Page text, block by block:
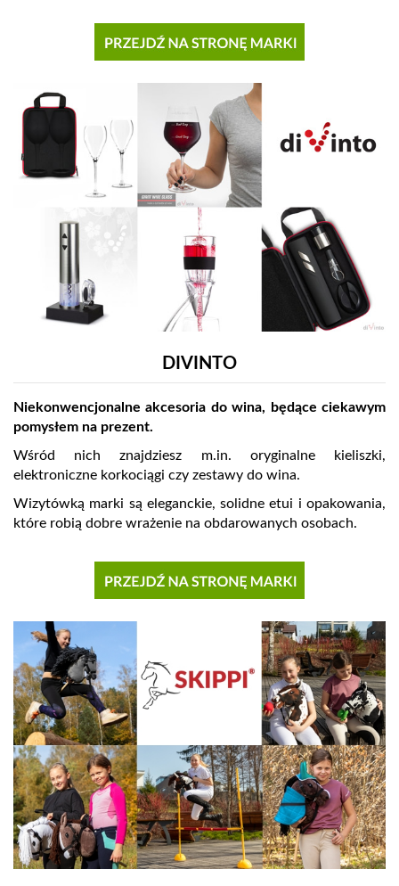
DIVINTO
Niekonwencjonalne akcesoria do wina, będące ciekawym
pomysłem na prezent.
Wśród nich znajdziesz m.in. oryginalne kieliszki,
elektroniczne korkociągi czy zestawy do wina.
Wizytówką marki są eleganckie, solidne etui i opakowania,
które robią dobre wrażenie na obdarowanych osobach.